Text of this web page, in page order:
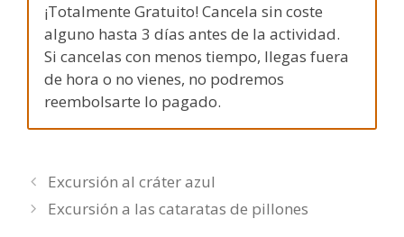
¡Totalmente Gratuito! Cancela sin coste
alguno hasta 3 días antes de la actividad.
Si cancelas con menos tiempo, llegas fuera
de hora o no vienes, no podremos
reembolsarte lo pagado.
Excursión al cráter azul
Excursión a las cataratas de pillones